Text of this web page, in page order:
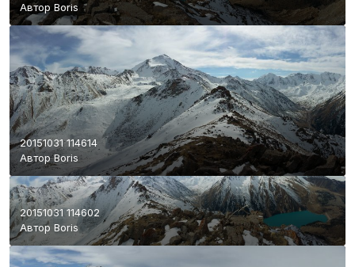
Автор Boris
20151031 114614
АвторBoris
20151031 114602
Автор Boris